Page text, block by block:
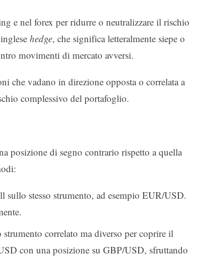
e nel forex per ridurre o neutralizzare il rischio
hedge, che significa letteralmente siepe o
movimenti di mercato avversi.
che vadano in direzione opposta o correlata a
complessivo del portafoglio.
posizione di segno contrario rispetto a quella
sullo stesso strumento, ad esempio EUR/USD.
correlato ma diverso per coprire il
con una posizione su GBP/USD, sfruttando